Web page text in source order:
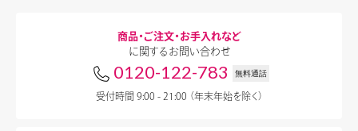
弱酸性アミノ酸
商品・ご注文・お手入れなど
に関するお問い合わせ
0120-122-783 無料通話
受付時間 9:00 - 21:00 （年末年始を除く）